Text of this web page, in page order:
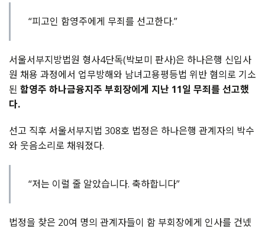
“피고인 함영주에게 무죄를 선고한다.”
서울서부지방법원 형사4단독(박보미 판사)은 하나은행 신입사
원 채용 과정에서 업무방해와 남녀고용평등법 위반 혐의로 기소
된 함영주 하나금융지주 부회장에게 지난 11일 무죄를 선고했
다.
선고 직후 서울서부지법 308호 법정은 하나은행 관계자의 박수
와 웃음소리로 채워졌다.
“저는 이럴 줄 알았습니다. 축하합니다”
법정을 찾은 20여 명의 관계자들이 함 부회장에게 인사를 건넸